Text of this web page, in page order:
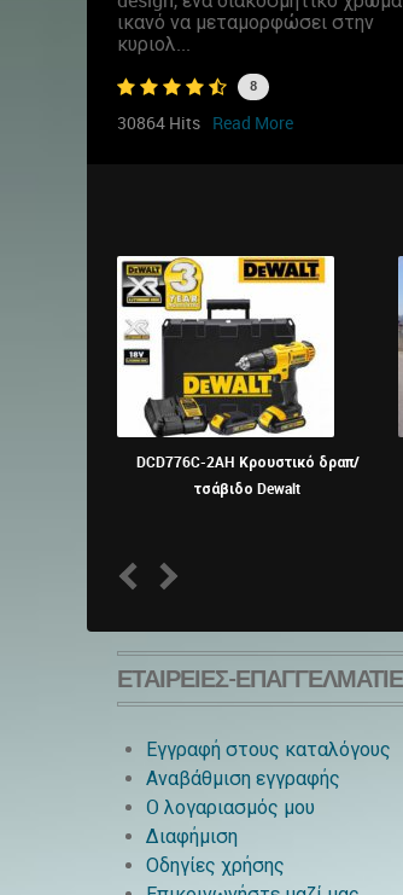
ικανό να μεταμορφώσει στην
κυριολ...
8
30864 Hits Read More
DCD776C-2AH Κρουστικό δραπ/
τσάβιδο Dewalt
ΕΤΑΙΡΕΊΕΣ-
Εγγραφή στους καταλόγους
Αναβάθμιση εγγραφής
O λογαριασμός μου
Διαφήμιση
Οδηγίες χρήσης